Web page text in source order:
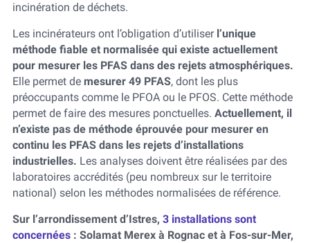
incinération de déchets.
Les incinérateurs ont l’obligation d’utiliser l’unique
méthode fiable et normalisée qui existe actuellement
pour mesurer les PFAS dans des rejets atmosphériques.
Elle permet demesurer 49 PFAS, dont les plus
préoccupants comme le PFOA ou le PFOS. Cette méthode
permet de faire des mesures ponctuelles. Actuellement, il
n’existe pas de méthode éprouvée pour mesurer en
continu les PFAS dans les rejets d’installations
industrielles. Les analyses doivent être réalisées par des
laboratoires accrédités (peu nombreux sur le territoire
national) selon les méthodes normalisées de référence.
Sur l’arrondissement d’Istres, 3 installations sont
concernées: Solamat Merex à Rognac et à Fos-sur-Mer,